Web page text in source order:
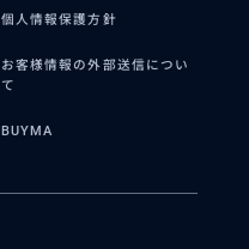
個人情報保護方針
お客様情報の外部送信につい
て
BUYMA